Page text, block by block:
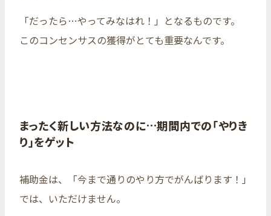
「だったら…やってみなはれ！」となるものです。
このコンセンサスの獲得がとても重要なんです。
まったく新しい方法なのに…期間内での「やりき
り」をゲット
補助金は、「今まで通りのやり方でがんばります！」
では、いただけません。